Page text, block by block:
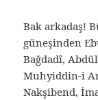
Bak arkadaş!
güneşinden
Bağdadî,
Muhyiddin-i
Nakşibend,